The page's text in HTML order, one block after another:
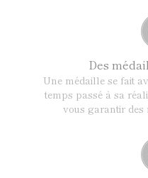
Des
Une médaille se fait
temps passé à sa
vous garantir des